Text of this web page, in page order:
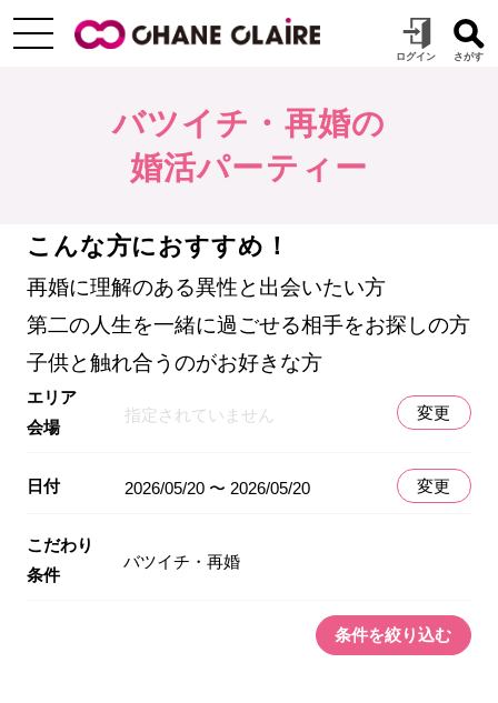
バツイチ・再婚の
婚活パーティー
こんな方におすすめ！
再婚に理解のある異性と出会いたい方
第二の人生を一緒に過ごせる相手をお探しの方
子供と触れ合うのがお好きな方
エリア
会場
指定されていません 変更
日付 2026/05/20 〜 2026/05/20 変更
こだわり
条件
バツイチ・再婚
条件を絞り込む